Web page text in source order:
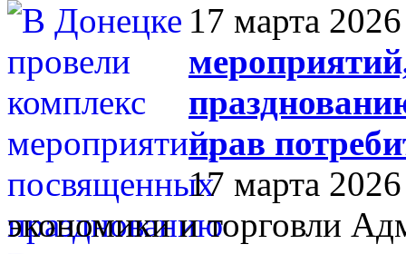
17 марта 2026
прав
17 марта
экономики и торговли